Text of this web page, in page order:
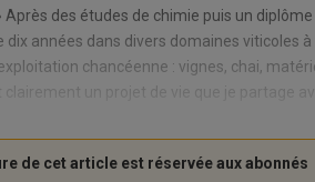
des études de chimie puis un
années dans divers domaines viticoles à
chancéenne : vignes, chai,
clairement un projet de vie que je partage